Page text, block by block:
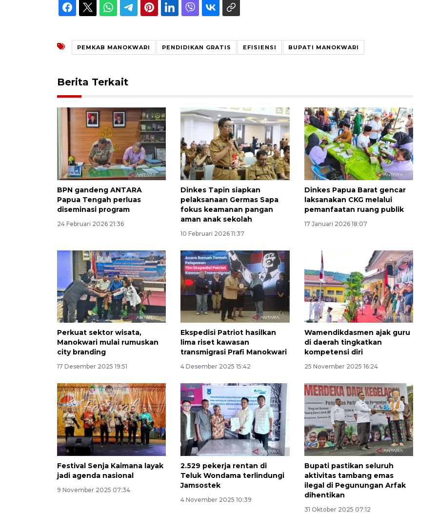
PEMKAB MANOKWARI PENDIDIKAN GRATIS EFISIENSI BUPATI MANOKWARI
Berita Terkait
BPN gandeng ANTARA
Papua Tengah perluas
diseminasi program
24 Februari 2026 21:36
Dinkes Tapin siapkan
pelaksanaan Germas Sapa
fokus keamanan pangan
aman anak sekolah
10 Februari 2026 11:37
Dinkes Papua Barat gencar
laksanakan CKG melalui
pemanfaatan ruang publik
17 Januari 2026 18:07
Perkuat sektor wisata,
Manokwari mulai rumuskan
city branding
17 Desember 2025 19:51
Ekspedisi Patriot hasilkan
lima riset kawasan
transmigrasi Prafi Manokwari
4 Desember 2025 15:42
Wamendikdasmen ajak guru
di daerah tingkatkan
kompetensi diri
25 November 2025 16:24
Festival Senja Kaimana layak
jadi agenda nasional
9 November 2025 07:34
2.529 pekerja rentan di
Teluk Wondama terlindungi
Jamsostek
4 November 2025 10:39
Bupati pastikan seluruh
aktivitas tambang emas
ilegal di Pegunungan Arfak
dihentikan
31 Oktober 2025 07:12
Ekonomi triwulan II-2026
tumbuh 5,29 persen